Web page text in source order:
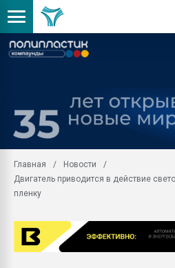
Главная
Новости
Двигатель приводится в действие
пленку